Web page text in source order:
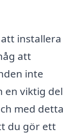
installera
att
inte
en viktig del
med detta
du gör ett